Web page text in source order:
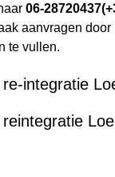
06-28720437
aanvragen door
te vullen.
integratie